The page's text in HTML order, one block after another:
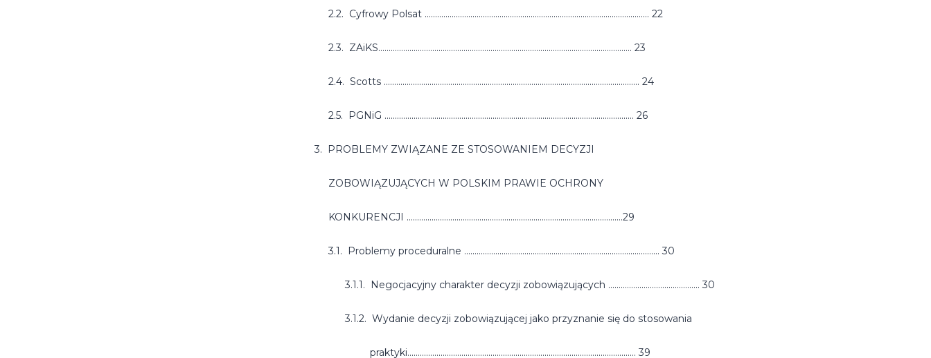
2.2. Cyfrowy Polsat ............................................................................................................ 22
2.3. ZAiKS.......................................................................................................................... 23
2.4. Scotts ........................................................................................................................... 24
2.5. PGNiG ........................................................................................................................ 26
3. PROBLEMY ZWIĄZANE ZE STOSOWANIEM DECYZJI
ZOBOWIĄZUJĄCYCH W POLSKIM PRAWIE OCHRONY
KONKURENCJI ........................................................................................................29
3.1. Problemy proceduralne .............................................................................................. 30
3.1.1. Negocjacyjny charakter decyzji zobowiązujących ............................................ 30
3.1.2. Wydanie decyzji zobowiązującej jako przyznanie się do stosowania
praktyki.............................................................................................................. 39